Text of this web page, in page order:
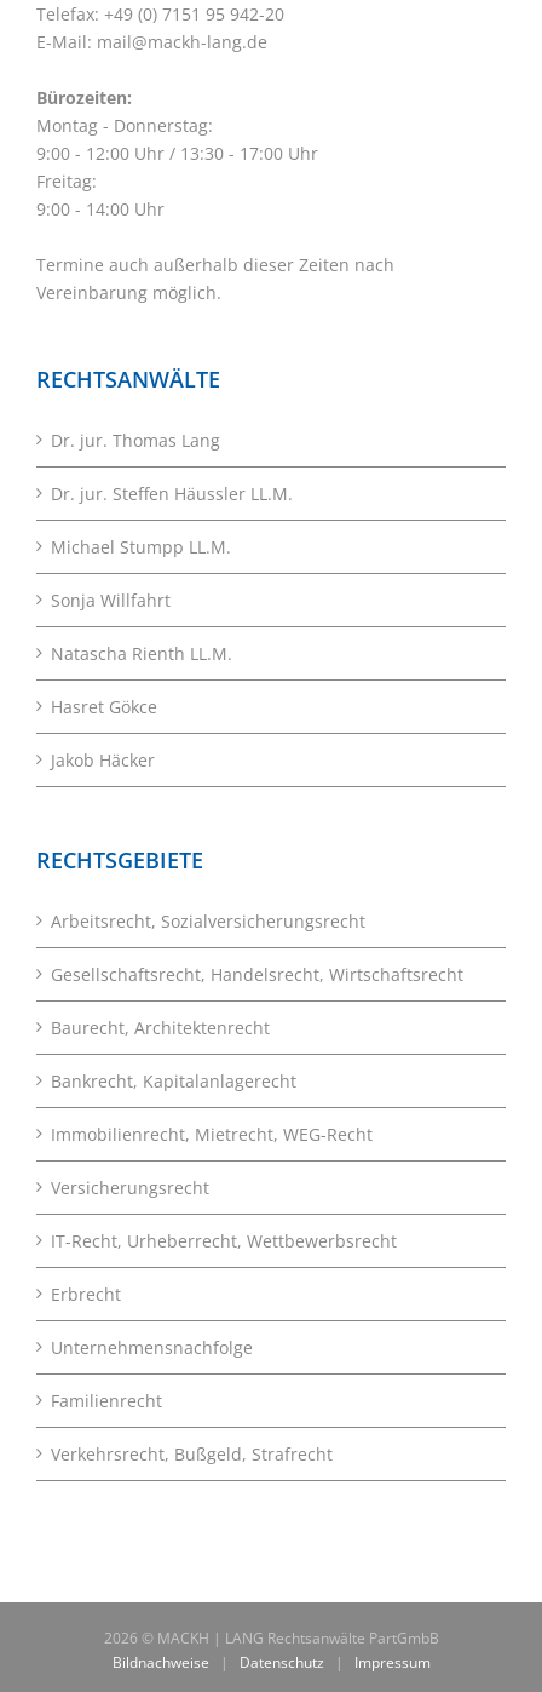
Telefax: +49 (0) 7151 95 942-20
E-Mail: mail@mackh-lang.de
Bürozeiten:
Montag - Donnerstag:
9:00 - 12:00 Uhr / 13:30 - 17:00 Uhr
Freitag:
9:00 - 14:00 Uhr
Termine auch außerhalb dieser Zeiten nach
Vereinbarung möglich.
RECHTSANWÄLTE
Dr. jur. Thomas Lang
Dr. jur. Steffen Häussler LL.M.
Michael Stumpp LL.M.
Sonja Willfahrt
Natascha Rienth LL.M.
Hasret Gökce
Jakob Häcker
RECHTSGEBIETE
Arbeitsrecht, Sozialversicherungsrecht
Gesellschaftsrecht, Handelsrecht, Wirtschaftsrecht
Baurecht, Architektenrecht
Bankrecht, Kapitalanlagerecht
Immobilienrecht, Mietrecht, WEG-Recht
Versicherungsrecht
IT-Recht, Urheberrecht, Wettbewerbsrecht
Erbrecht
Unternehmensnachfolge
Familienrecht
Verkehrsrecht, Bußgeld, Strafrecht
2026 © MACKH | LANG Rechtsanwälte PartGmbB
Bildnachweise | Datenschutz | Impressum